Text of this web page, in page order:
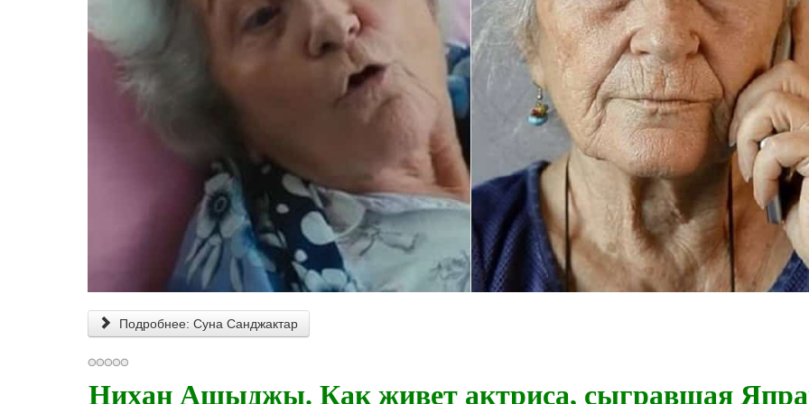
Подробнее: Суна Санджактар
Нихан Ашыджы. Как живет актриса, сыгравшая